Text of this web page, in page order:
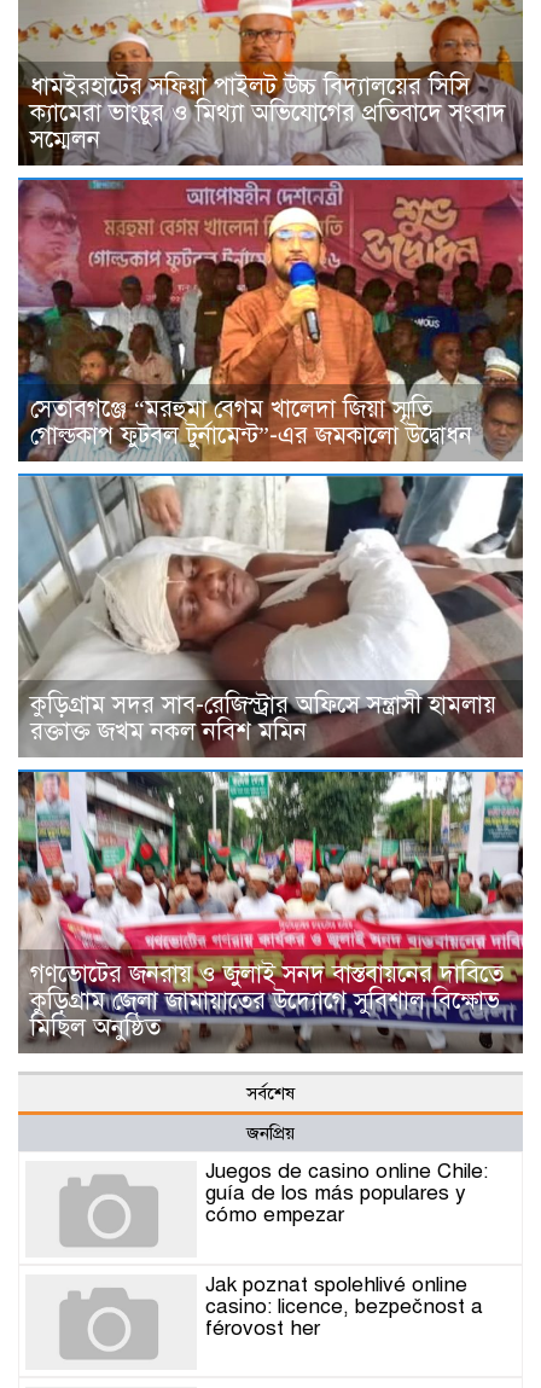
ধামইরহাটের সফিয়া পাইলট উচ্চ বিদ্যালয়ের সিসি
ক্যামেরা ভাংচুর ও মিথ্যা অভিযোগের প্রতিবাদে সংবাদ
সম্মেলন
সেতাবগঞ্জে “মরহুমা বেগম খালেদা জিয়া স্মৃতি
গোল্ডকাপ ফুটবল টুর্নামেন্ট”-এর জমকালো উদ্বোধন
কুড়িগ্রাম সদর সাব-রেজিস্ট্রার অফিসে সন্ত্রাসী হামলায়
রক্তাক্ত জখম নকল নবিশ মমিন
গণভোটের জনরায় ও জুলাই সনদ বাস্তবায়নের দাবিতে
কুড়িগ্রাম জেলা জামায়াতের উদ্যোগে সুবিশাল বিক্ষোভ
মিছিল অনুষ্ঠিত
সর্বশেষ
জনপ্রিয়
Juegos de casino online Chile:
guía de los más populares y
cómo empezar
Jak poznat spolehlivé online
casino: licence, bezpečnost a
férovost her